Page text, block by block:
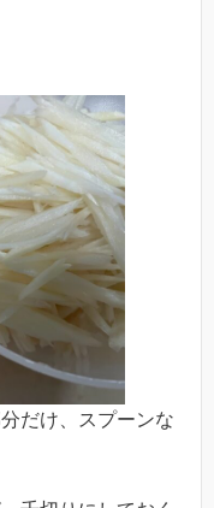
だけ、スプーンな